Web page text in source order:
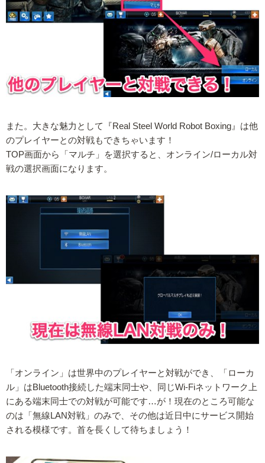
また。大きな魅力として『Real Steel World Robot Boxing』は他
のプレイヤーとの対戦もできちゃいます！
TOP画面から「マルチ」を選択すると、オンライン/ローカル対
戦の選択画面になります。
「オンライン」は世界中のプレイヤーと対戦ができ、「ローカ
ル」はBluetooth接続した端末同士や、同じWi-Fiネットワーク上
にある端末同士での対戦が可能です…が！現在のところ可能な
のは「無線LAN対戦」のみで、その他は近日中にサービス開始
される模様です。首を長くして待ちましょう！